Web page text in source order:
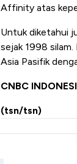
Affinity atas
Untuk diketahui
sejak 1998
Asia Pasifik
CNBC
(tsn/tsn)